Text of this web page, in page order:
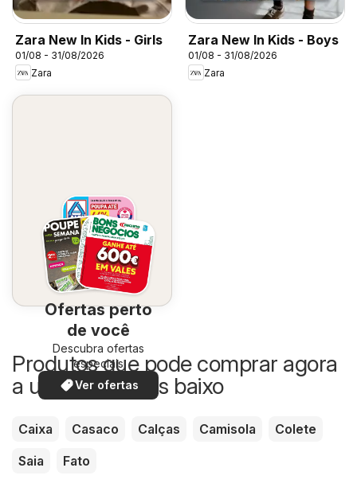
Zara New In Kids - Girls
01/08 - 31/08/2026
Zara
Zara New In Kids - Boys
01/08 - 31/08/2026
Zara
Ofertas perto
de você
Descubra ofertas
especiais
Ver ofertas
Produtos que pode comprar agora
a um preço mais baixo
Caixa Casaco Calças Camisola
Colete
Saia
Fato